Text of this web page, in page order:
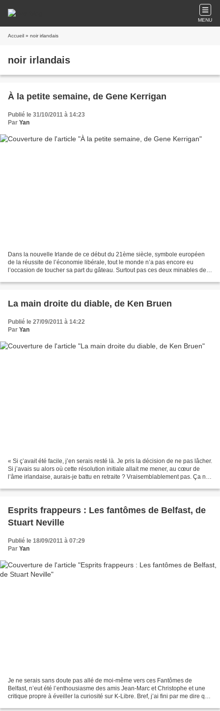
MENU
Accueil » noir irlandais
noir irlandais
À la petite semaine, de Gene Kerrigan
Publié le 31/10/2011 à 14:23
Par Yan
Dans la nouvelle Irlande de ce début du 21ème siècle, symbole européen
de la réussite de l’économie libérale, tout le monde n’a pas encore eu
l’occasion de toucher sa part du gâteau. Surtout pas ces deux minables de
La main droite du diable, de Ken Bruen
Publié le 27/09/2011 à 14:22
Par Yan
« Si ç’avait été facile, j’en serais resté là. Je pris la décision de ne pas lâcher.
Si j’avais su alors où cette résolution initiale allait me mener, au cœur de
l’âme irlandaise, aurais-je battu en retraite ? Vraisemblablement pas. Ça ne
Esprits frappeurs : Les fantômes de Belfast, de
Stuart Neville
Publié le 18/09/2011 à 07:29
Par Yan
Je ne serais sans doute pas allé de moi-même vers ces Fantômes de
Belfast, n’eut été l’enthousiasme des amis Jean-Marc et Christophe et une
critique propre à éveiller la curiosité sur K-Libre. Bref, j’ai fini par me dire que